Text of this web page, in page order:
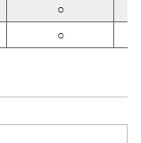
○
○